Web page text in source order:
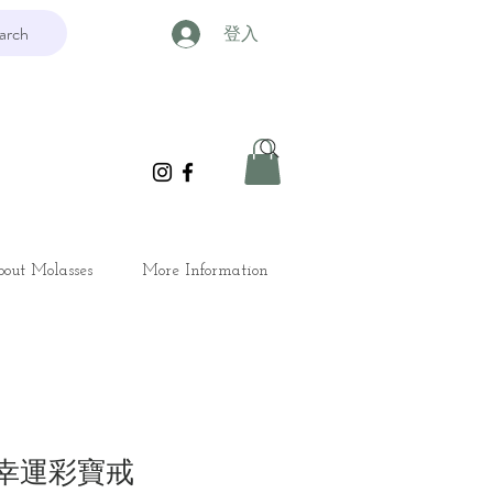
登入
Molasses More Information
運彩寶戒